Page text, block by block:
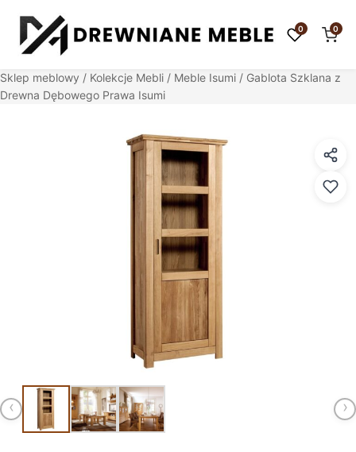
0 0
Sklep meblowy / Kolekcje Mebli / Meble Isumi / Gablota Szklana z
Drewna Dębowego Prawa Isumi
‹ ›